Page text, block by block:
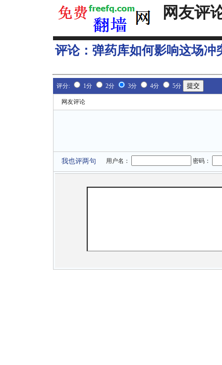
网友评
评论： 弹药库如何影响这场冲
评分: 1分 2分 3分 4分 5分
网友评论
我也评两句 用户名： 密码：